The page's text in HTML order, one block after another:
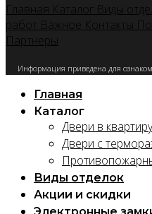
Главная Каталог Виды
работ Важное Контакты
Партнеры
Информация приведена для
Главная
Каталог
Двери в квартиру
Двери с
Виды отделок
Акции и скидки